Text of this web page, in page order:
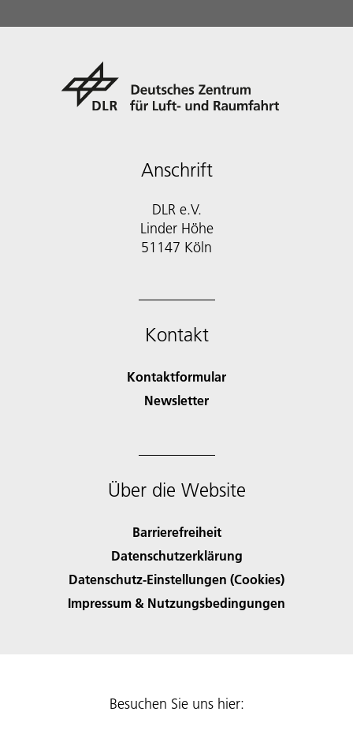
Anschrift
DLR e.V.
Linder Höhe
51147 Köln
Kontakt
Kontaktformular
Newsletter
Über die Website
Barrierefreiheit
Datenschutzerklärung
Datenschutz-Einstellungen (Cookies)
Impressum & Nutzungsbedingungen
Besuchen Sie uns hier: